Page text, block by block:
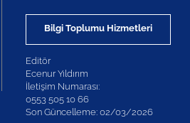
Bilgi Toplumu Hizmetleri
Editör
Ecenur Yıldırım
İletişim Numarası:
0553 505 10 66
Son Güncelleme: 02/03/2026